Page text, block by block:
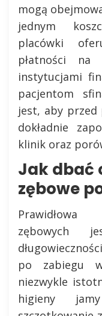
mogą
jednym
placówki
płatności
instytucjami
pacjentom
jest, aby przed
dokładnie
klinik oraz
Jak dbać
zębowe
zębowych
po zabiegu
niezwykle
higieny